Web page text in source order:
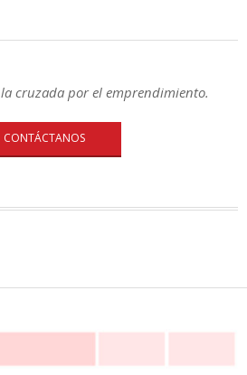
cruzada por el emprendimiento.
CONTÁCTANOS